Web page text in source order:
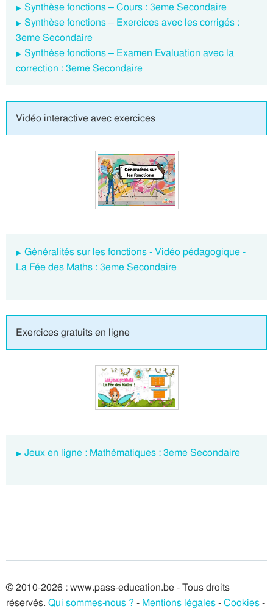
Synthèse fonctions – Cours : 3eme Secondaire
Synthèse fonctions – Exercices avec les corrigés :
3eme Secondaire
Synthèse fonctions – Examen Evaluation avec la
correction : 3eme Secondaire
Vidéo interactive avec exercices
Généralités sur les fonctions - Vidéo pédagogique -
La Fée des Maths : 3eme Secondaire
Exercices gratuits en ligne
Jeux en ligne : Mathématiques : 3eme Secondaire
© 2010-2026 : www.pass-education.be - Tous droits
réservés. Qui sommes-nous ? - Mentions légales-Cookies-